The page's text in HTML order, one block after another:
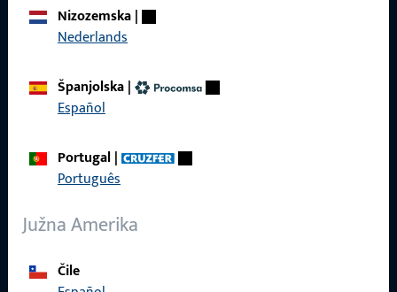
Nizozemska|
Nederlands
Španjolska|
Español
Portugal|
Português
Južna Amerika
Čile
Karijera
Katalog proizvoda